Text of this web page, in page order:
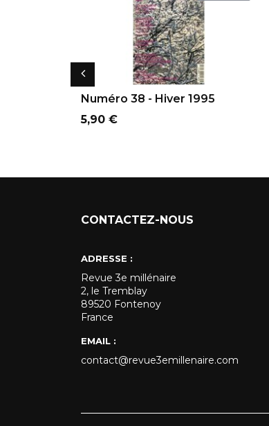
AJOUTER AU PANIER
Numéro 38 - Hiver 1995
Prix
5,90 €
CONTACTEZ-NOUS
ADRESSE :
Revue 3e millénaire
2, le Tremblay
89520 Fontenoy
France
EMAIL :
contact@revue3emillenaire.com